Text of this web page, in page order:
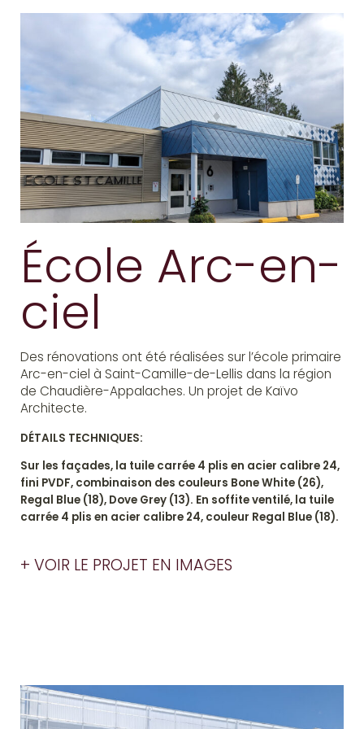
École Arc-en-
ciel
Des rénovations ont été réalisées sur l’école primaire
Arc-en-ciel à Saint-Camille-de-Lellis dans la région
de Chaudière-Appalaches. Un projet de Kaïvo
Architecte.
DÉTAILS TECHNIQUES:
Sur les façades, la tuile carrée 4 plis en acier calibre 24,
fini PVDF, combinaison des couleurs Bone White (26),
Regal Blue (18), Dove Grey (13). En soffite ventilé, la tuile
carrée 4 plis en acier calibre 24, couleur Regal Blue (18).
+ VOIR LE PROJET EN IMAGES